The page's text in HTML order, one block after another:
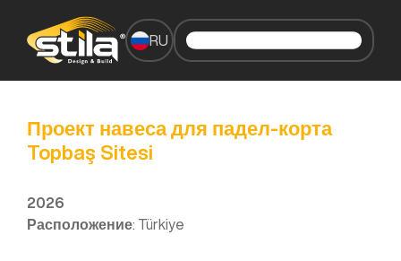
RU
Проект навеса для падел-корта
Topbaş Sitesi
Расположение: Türkiye
2026